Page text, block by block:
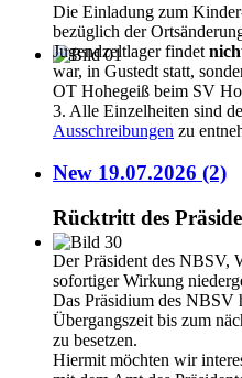
Die Einladung zum
bezüglich der
Jugendzeltlager findet
war, in Gustedt statt,
OT Hohegeiß beim SV
3. Alle Einzelheiten sind
Ausschreibungen zu
New 19.07.2026 (2)
Rücktritt des
Der Präsident des NBSV,
sofortiger Wirkung
Das Präsidium des NBSV
Übergangszeit bis zum
zu besetzen.
Hiermit möchten wir